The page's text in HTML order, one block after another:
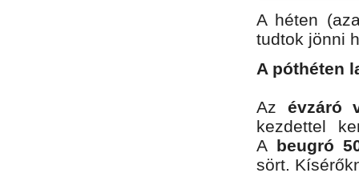
A héten
tudtok jönni
A póthéten
Az évzáró
kezdettel
A beugró
sört.